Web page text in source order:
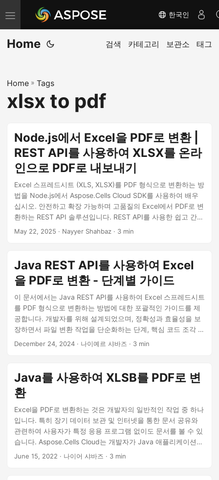
내
비
게
전
환
한국인
Home 검색 카테고리 보관소 태그
Home » Tags
xlsx to pdf
Node.js에서 Excel을 PDF로 변환 |
REST API를 사용하여 XLSX를 온라
인으로 PDF로 내보내기
Excel 스프레드시트 (XLS, XLSX)를 PDF 형식으로 변환하는 방
법을 Node.js에서 Aspose.Cells Cloud SDK를 사용하여 배우
십시오. 안전하고 확장 가능하며 고품질의 Excel에서 PDF로 변
환하는 REST API 솔루션입니다. REST API를 사용한 쉽고 간단
한 Excel XLSX에서 PDF로의 변환.
May 22, 2025 · Nayyer Shahbaz · 3 min
Java REST API를 사용하여 Excel
을 PDF로 변환 - 단계별 가이드
이 문서에서는 Java REST API를 사용하여 Excel 스프레드시트
를 PDF 형식으로 변환하는 방법에 대한 포괄적인 가이드를 제
공합니다. 개발자를 위해 설계되었으며, 정확성과 효율성을 보
장하면서 파일 변환 작업을 단순화하는 단계, 핵심 코드 조각 및
모범 사례를 안내합니다.
December 24, 2024 · 나이예르 샤바즈 · 3 min
Java를 사용하여 XLSB를 PDF로 변
환
Excel을 PDF로 변환하는 것은 개발자의 일반적인 작업 중 하나
입니다. 특히 장기 데이터 보관 및 인터넷을 통한 문서 공유와
관련하여 사용자가 특정 응용 프로그램 없이도 문서를 볼 수 있
습니다. Aspose.Cells Cloud는 개발자가 Java 애플리케이션
내에서 원활한 통합, 고급 기능 및 빠른 변환 속도를 즐길 수 있
June 15, 2022 · 나이어 샤바즈 · 3 min